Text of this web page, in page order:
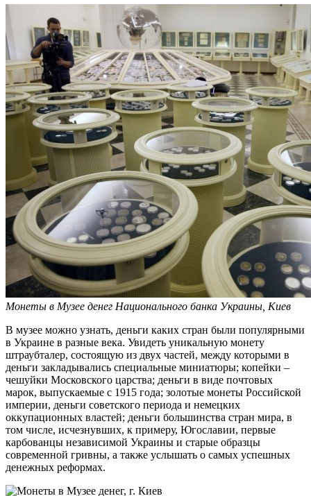
Монеты в Музее денег Национального банка Украины, Киев
В музее можно узнать, деньги каких стран были популярными
в Украине в разные века. Увидеть уникальную монету
штраубталер, состоящую из двух частей, между которыми в
деньги закладывались специальные миниатюры; копейки –
чешуйки Московского царства; деньги в виде почтовых
марок, выпускаемые с 1915 года; золотые монеты Российской
империи, деньги советского периода и немецких
оккупационных властей; деньги большинства стран мира, в
том числе, исчезнувших, к примеру, Югославии, первые
карбованцы независимой Украины и старые образцы
современной гривны, а также услышать о самых успешных
денежных реформах.